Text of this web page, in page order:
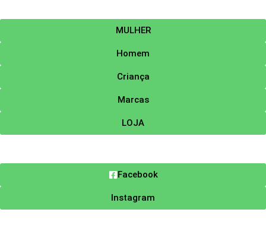
MULHER
Homem
Criança
Marcas
LOJA
Facebook
Instagram